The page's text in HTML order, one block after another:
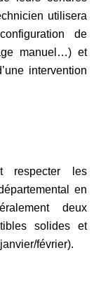
utilisera
de
manuel…) et
intervention
respecter les
en
deux
solides et
février).